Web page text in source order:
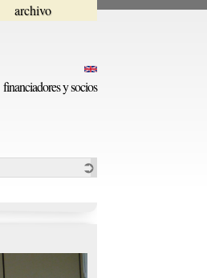
archivo
financiadores y socios